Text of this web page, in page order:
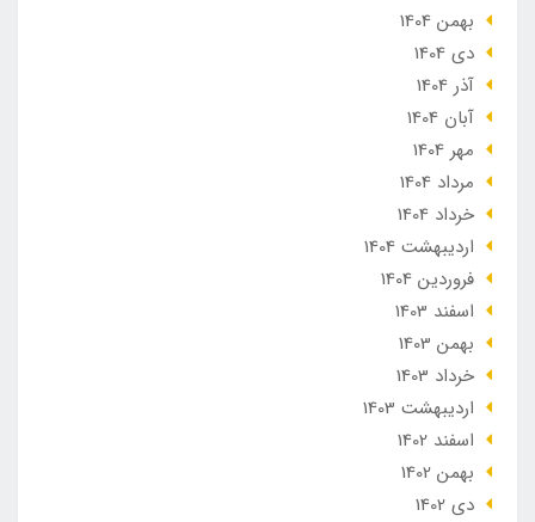
بهمن 1404
دی 1404
آذر 1404
آبان 1404
مهر 1404
مرداد 1404
خرداد 1404
ارديبهشت 1404
فروردین 1404
اسفند 1403
بهمن 1403
خرداد 1403
ارديبهشت 1403
اسفند 1402
بهمن 1402
دی 1402